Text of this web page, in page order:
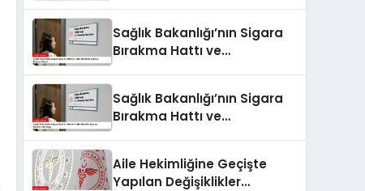
Sağlık Bakanlığı’nın Sigara
Bırakma Hattı ve
Sağlık Bakanlığı’nın Sigara
Bırakma Hattı ve
Aile Hekimliğine Geçişte
Yapılan Değişiklikler